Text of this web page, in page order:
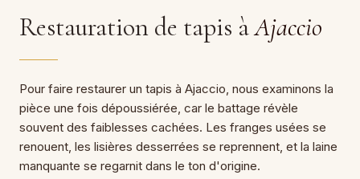
Restauration de tapis àAjaccio
Pour faire restaurer un tapis à Ajaccio, nous examinons la
pièce une fois dépoussiérée, car le battage révèle
souvent des faiblesses cachées. Les franges usées se
renouent, les lisières desserrées se reprennent, et la laine
manquante se regarnit dans le ton d'origine.